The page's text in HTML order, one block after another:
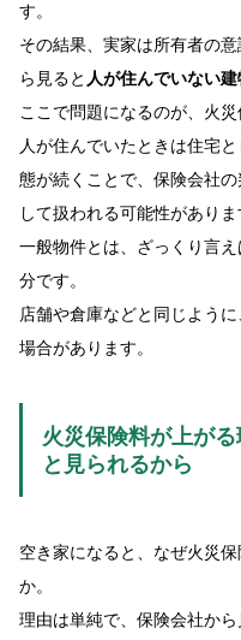
す。
その結果、実家は所有者の
ら見ると 人が住んでいない建
ここで問題になるのが、火災
人が住んでいたときは住宅
態が続くことで、保険会社
して扱われる可能性がありま
一般物件とは、ざっくり言え
分です。
店舗や倉庫などと同じよう
場合があります。
火災保険料が上が
と見られるから
空き家になると、なぜ火災
か。
理由は単純で、保険会社か